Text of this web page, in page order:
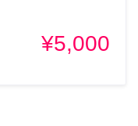
¥5,000